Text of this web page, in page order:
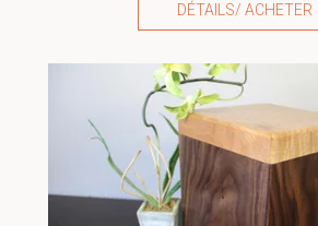
DÉTAILS/ ACHETER